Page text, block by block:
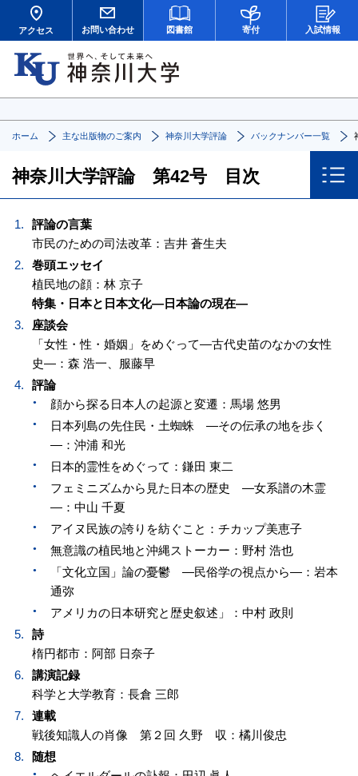
アクセス お問い合わせ 図書館 寄付 入試情報
ホーム 主な出版物のご案内 神奈川大学評論 バックナンバー一覧
神奈川大学評論 第42号 目次
評論の言葉
市民のための司法改革：吉井 蒼生夫
巻頭エッセイ
植民地の顔：林 京子
特集・日本と日本文化—日本論の現在—
座談会
「女性・性・婚姻」をめぐって—古代史苗のなかの女性
史—：森 浩一、服藤早
評論
顔から探る日本人の起源と変遷：馬場 悠男
日本列島の先住民・土蜘蛛 —その伝承の地を歩く
—：沖浦 和光
日本的霊性をめぐって：鎌田 東二
フェミニズムから見た日本の歴史 —女系譜の木霊
—：中山 千夏
アイヌ民族の誇りを紡ぐこと：チカップ美恵子
無意識の植民地と沖縄ストーカー：野村 浩也
「文化立国」論の憂鬱 —民俗学の視点から—：岩本
通弥
アメリカの日本研究と歴史叙述」：中村 政則
詩
楕円都市：阿部 日奈子
講演記録
科学と大学教育：長倉 三郎
連載
戦後知識人の肖像 第２回 久野 収：橘川俊忠
随想